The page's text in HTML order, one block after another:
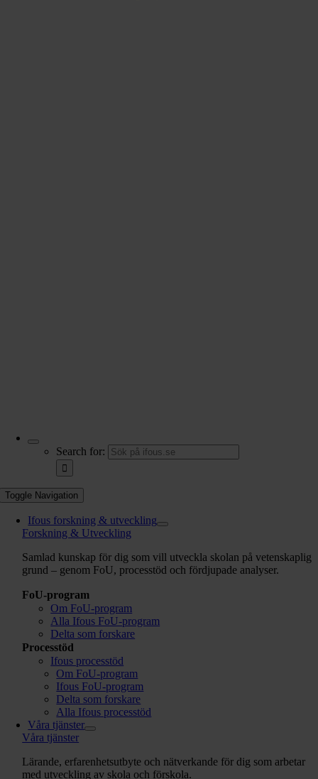
Search for:
Toggle Navigation
Ifous forskning & utveckling
Forskning & Utveckling
Samlad kunskap för dig som vill utveckla skolan på vetenskaplig
grund – genom FoU, processtöd och fördjupade analyser.
FoU-program
Om FoU-program
Alla Ifous FoU-program
Delta som forskare
Processtöd
Ifous processtöd
Om FoU-program
Ifous FoU-program
Delta som forskare
Alla Ifous processtöd
Våra tjänster
Våra tjänster
Lärande, erfarenhetsutbyte och nätverkande för dig som arbetar
med utveckling av skola och förskola.